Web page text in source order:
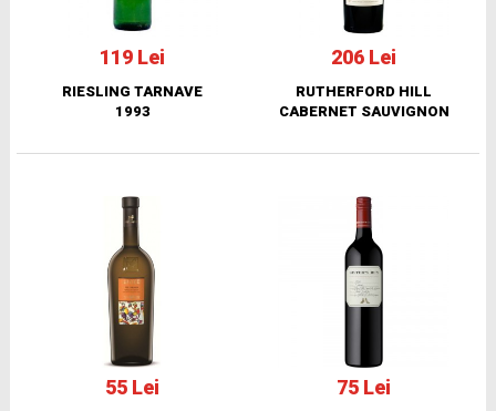
119 Lei
RIESLING TARNAVE
1993
206 Lei
RUTHERFORD HILL
CABERNET SAUVIGNON
55 Lei 75 Lei